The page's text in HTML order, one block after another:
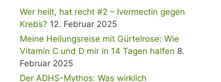
Wer heilt, hat recht #2 – Ivermectin gegen
Krebs? 12. Februar 2025
Meine Heilungsreise mit Gürtelrose: Wie
Vitamin C und D mir in 14 Tagen halfen 8.
Februar 2025
Der ADHS-Mythos: Was wirklich